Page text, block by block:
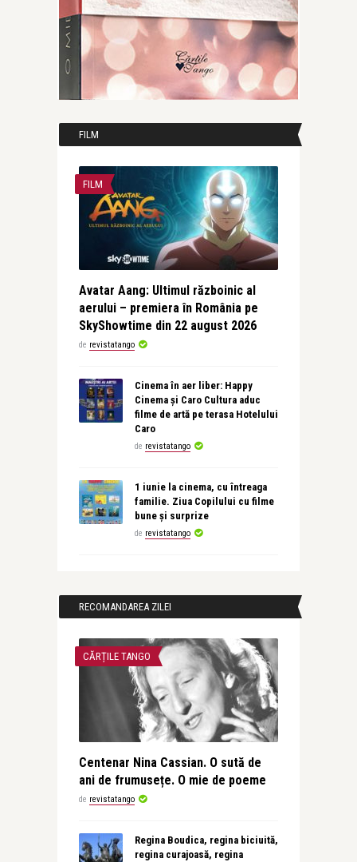
FILM
FILM
Avatar Aang: Ultimul războinic al
aerului – premiera în România pe
SkyShowtime din 22 august 2026
de revistatango
Cinema în aer liber: Happy
Cinema și Caro Cultura aduc
filme de artă pe terasa Hotelului
Caro
de revistatango
1 iunie la cinema, cu întreaga
familie. Ziua Copilului cu filme
bune și surprize
de revistatango
RECOMANDAREA ZILEI
CĂRȚILE TANGO
Centenar Nina Cassian. O sută de
ani de frumusețe. O mie de poeme
de revistatango
Regina Boudica, regina biciuită,
regina curajoasă, regina